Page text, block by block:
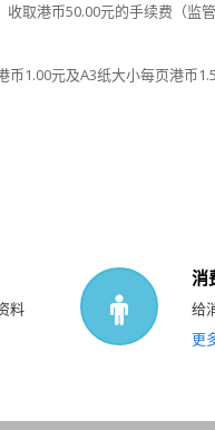
取港币50.00元的手续费（监
1.00元及A3纸大小每页港币
料
消
给
更